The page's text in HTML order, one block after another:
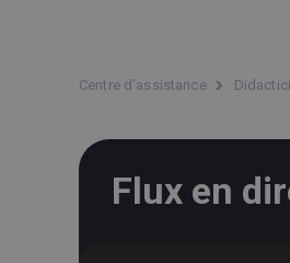
Centre d’assistance
Flux en